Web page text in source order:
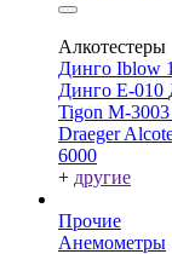
Алкотестеры
Динго Iblow
Динго Е-010
Tigon M-3003
Draeger
6000
+ другие
Прочие
Анемометры